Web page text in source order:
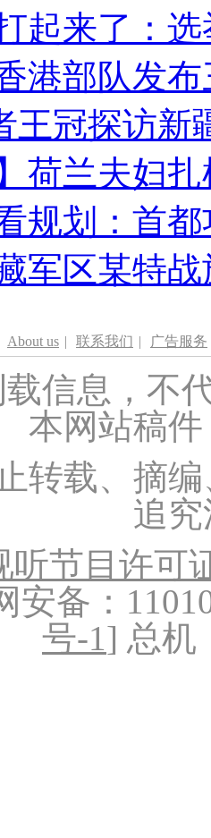
起来了：
港部队发
王冠探访新
荷兰夫妇
规划：首
军区某特
About us | 联系我们 | 广告服务
信息，不
本网站稿
转载、摘
追
听节目许可
安备：
号-1] 总机